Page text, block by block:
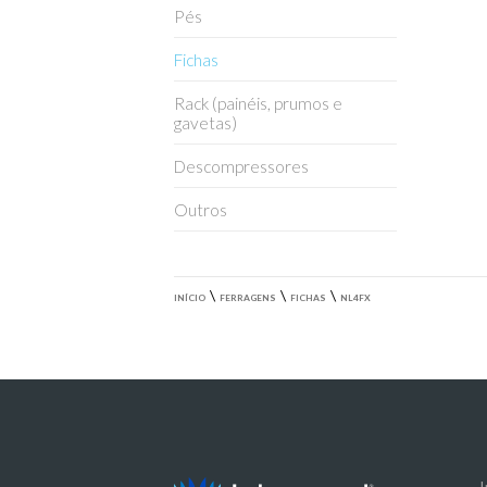
Pés
Fichas
Rack (painéis, prumos e
gavetas)
Descompressores
Outros
INÍCIO \ FERRAGENS \ FICHAS \ NL4FX